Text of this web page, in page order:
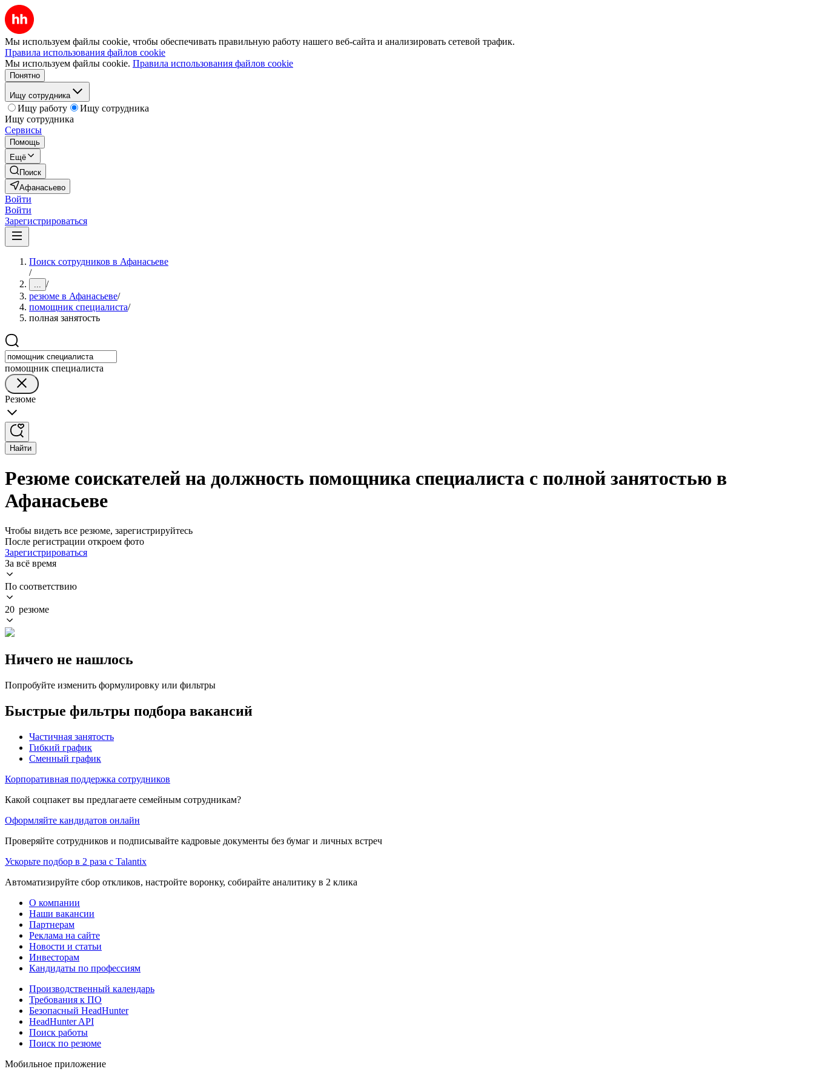
Мы используем файлы cookie, чтобы обеспечивать правильную работу нашего веб-сайта и анализировать сетевой трафик.
Правила использования файлов cookie
Мы используем файлы cookie. Правила использования файлов cookie
Понятно
Ищу сотрудника
Ищу работу
Ищу сотрудника
Ищу сотрудника
Сервисы
Помощь
Ещё
Поиск
Афанасьево
Войти
Войти
Зарегистрироваться
Поиск сотрудников в Афанасьеве
/
... /
резюме в Афанасьеве/
помощник специалиста/
полная занятость
помощник специалиста
Резюме
Найти
Резюме соискателей на должность помощника специалиста с полной занятостью в
Афанасьеве
Чтобы видеть все резюме, зарегистрируйтесь
После регистрации откроем фото
Зарегистрироваться
За всё время
По соответствию
20 резюме
Ничего не нашлось
Попробуйте изменить формулировку или фильтры
Быстрые фильтры подбора вакансий
Частичная занятость
Гибкий график
Сменный график
Корпоративная поддержка сотрудников
Какой соцпакет вы предлагаете семейным сотрудникам?
Оформляйте кандидатов онлайн
Проверяйте сотрудников и подписывайте кадровые документы без бумаг и личных встреч
Ускорьте подбор в 2 раза с Talantix
Автоматизируйте сбор откликов, настройте воронку, собирайте аналитику в 2 клика
О компании
Наши вакансии
Партнерам
Реклама на сайте
Новости и статьи
Инвесторам
Кандидаты по профессиям
Производственный календарь
Требования к ПО
Безопасный HeadHunter
HeadHunter API
Поиск работы
Поиск по резюме
Мобильное приложение